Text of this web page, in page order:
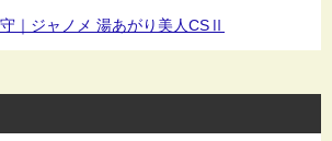
｜ジャノメ 湯あがり美人CSⅡ